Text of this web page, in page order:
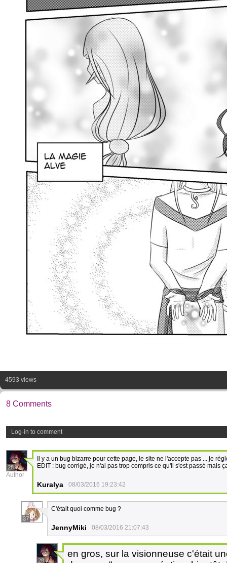
4593 views
8 Comments
Log-in to comment
28
Author
Il y a un bug bizarre pour cette page, le site ne l'accepte pas ... je
EDIT : bug corrigé, je n'ai pas trop compris ce qu'il s'est passé mais
Kuralya 08/03/2016 19:23:42
37
C'était quoi comme bug ?
JennyMiki 08/03/2016 21:07:43
28
en gros, sur la visionneuse c'était